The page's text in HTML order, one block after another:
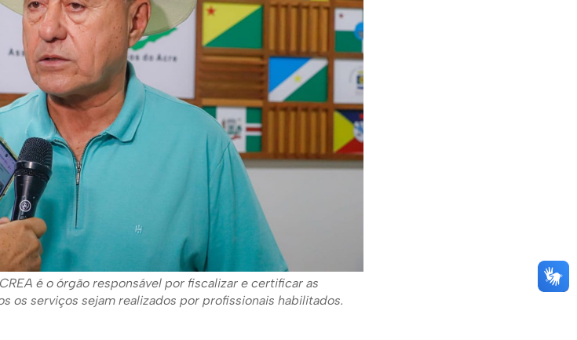
é o órgão responsável por fiscalizar e certificar as
os serviços sejam realizados por profissionais habilitados.